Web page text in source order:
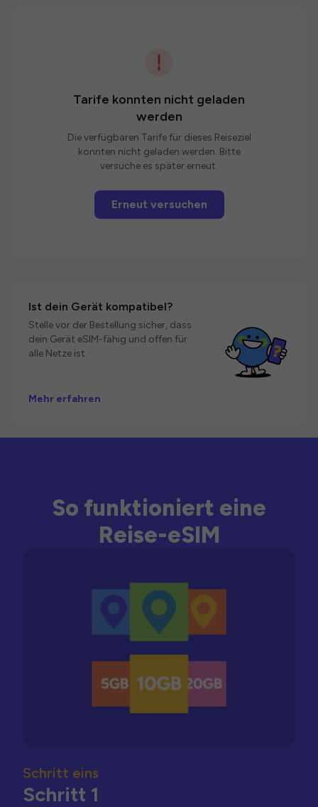
Tarife konnten nicht geladen
werden
Die verfügbaren Tarife für dieses Reiseziel
konnten nicht geladen werden. Bitte
versuche es später erneut.
Erneut versuchen
Ist dein Gerät kompatibel?
Stelle vor der Bestellung sicher, dass
dein Gerät eSIM-fähig und offen für
alle Netze ist.
Mehr erfahren
So funktioniert eine
Reise-eSIM
Schritt eins
Schritt 1